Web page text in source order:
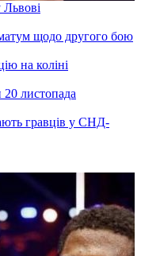
щодо другого бою
на коліні
листопада
гравців у СНД-